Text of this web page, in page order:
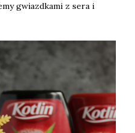
gwiazdkami z sera i